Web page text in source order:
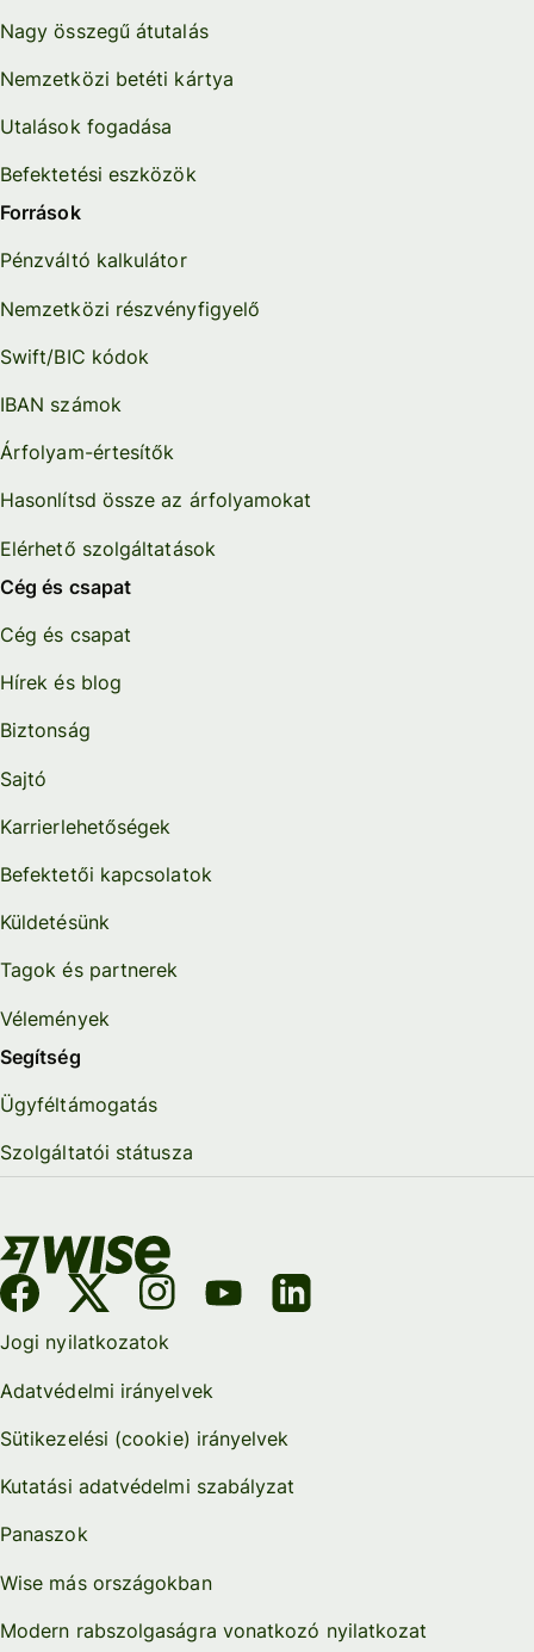
Nagy összegű átutalás
Nemzetközi betéti kártya
Utalások fogadása
Befektetési eszközök
Források
Pénzváltó kalkulátor
Nemzetközi részvényfigyelő
Swift/BIC kódok
IBAN számok
Árfolyam-értesítők
Hasonlítsd össze az árfolyamokat
Elérhető szolgáltatások
Cég és csapat
Cég és csapat
Hírek és blog
Biztonság
Sajtó
Karrierlehetőségek
Befektetői kapcsolatok
Küldetésünk
Tagok és partnerek
Vélemények
Segítség
Ügyféltámogatás
Szolgáltatói státusza
Jogi nyilatkozatok
Adatvédelmi irányelvek
Sütikezelési (cookie) irányelvek
Kutatási adatvédelmi szabályzat
Panaszok
Wise más országokban
Modern rabszolgaságra vonatkozó nyilatkozat